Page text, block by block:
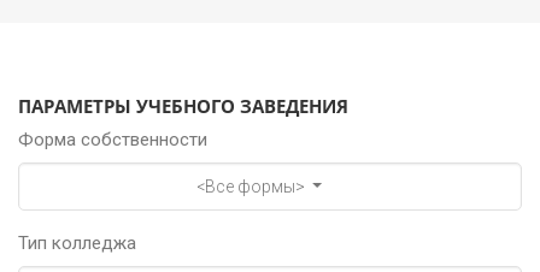
ПАРАМЕТРЫ УЧЕБНОГО ЗАВЕДЕНИЯ
Форма собственности
<Все формы>
Тип колледжа